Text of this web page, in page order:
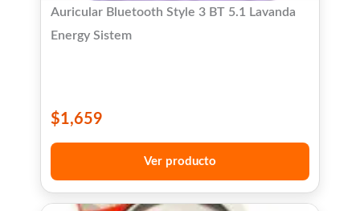
Auricular Bluetooth Style 3 BT 5.1 Lavanda
Energy Sistem
$1,659
Ver producto